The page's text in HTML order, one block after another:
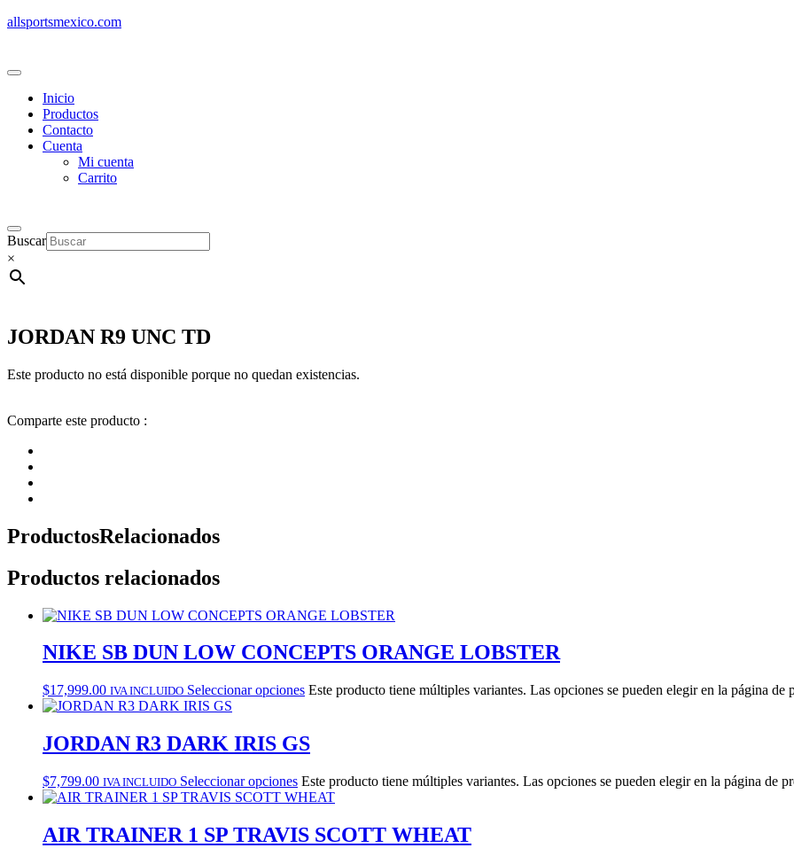
allsportsmexico.com
Inicio
Productos
Contacto
Cuenta
Mi cuenta
Carrito
Buscar
×
JORDAN R9 UNC TD
Este producto no está disponible porque no quedan existencias.
Comparte este producto :
ProductosRelacionados
Productos relacionados
NIKE SB DUN LOW CONCEPTS ORANGE LOBSTER
$17,999.00 IVA INCLUIDO Seleccionar opciones Este producto tiene múltiples variantes. Las opciones se pueden elegir en la página de
JORDAN R3 DARK IRIS GS
$7,799.00 IVA INCLUIDO Seleccionar opciones Este producto tiene múltiples variantes. Las opciones se pueden elegir en la página de
AIR TRAINER 1 SP TRAVIS SCOTT WHEAT